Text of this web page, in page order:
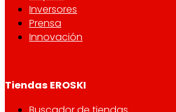
Inversores
Prensa
Innovación
Tiendas EROSKI